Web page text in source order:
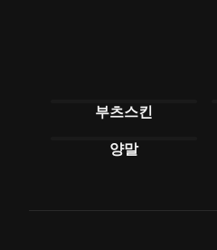
부츠스킨
양말